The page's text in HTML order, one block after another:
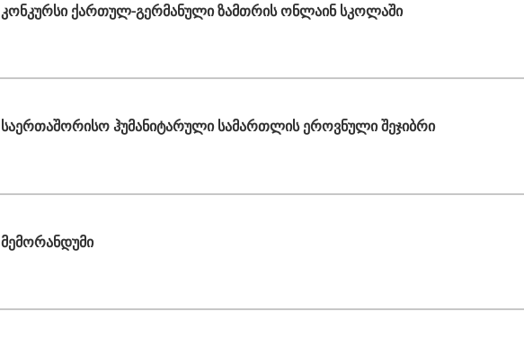
კონკურსი ქართულ-გერმანული ზამთრის ონლაინ სკოლაში
საერთაშორისო ჰუმანიტარული სამართლის ეროვნული შეჯიბრი
მემორანდუმი